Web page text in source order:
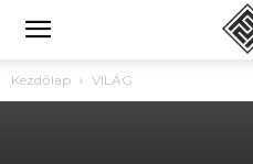
Kezdőlap VILÁG